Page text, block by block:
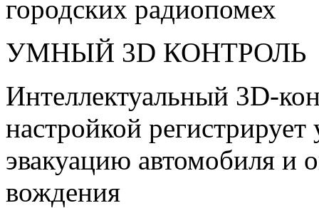
городских радиопомех
УМНЫЙ 3D КОНТРОЛЬ
Интеллектуальный 3D-
настройкой
эвакуацию автомобиля и
вождения